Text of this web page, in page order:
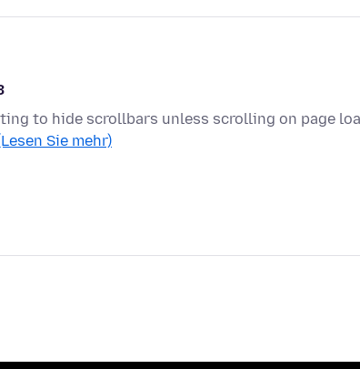
to hide scrollbars unless scrolling on page
Sie mehr)